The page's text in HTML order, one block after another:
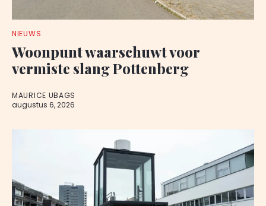
NIEUWS
Woonpunt waarschuwt voor
vermiste slang Pottenberg
MAURICE UBAGS
augustus 6, 2026